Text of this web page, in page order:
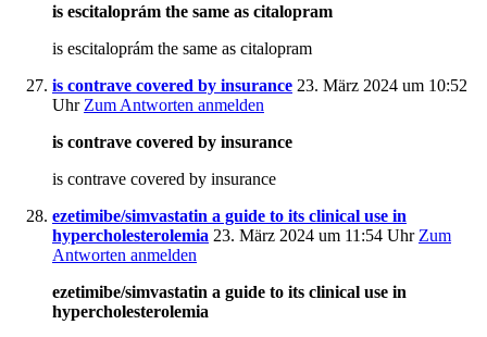
is escitaloprám the same as citalopram
is escitaloprám the same as citalopram
is contrave covered by insurance 23. März 2024 um 10:52
Uhr Zum Antworten anmelden
is contrave covered by insurance
is contrave covered by insurance
ezetimibe/simvastatin a guide to its clinical use in
hypercholesterolemia 23. März 2024 um 11:54 Uhr Zum
Antworten anmelden
ezetimibe/simvastatin a guide to its clinical use in
hypercholesterolemia